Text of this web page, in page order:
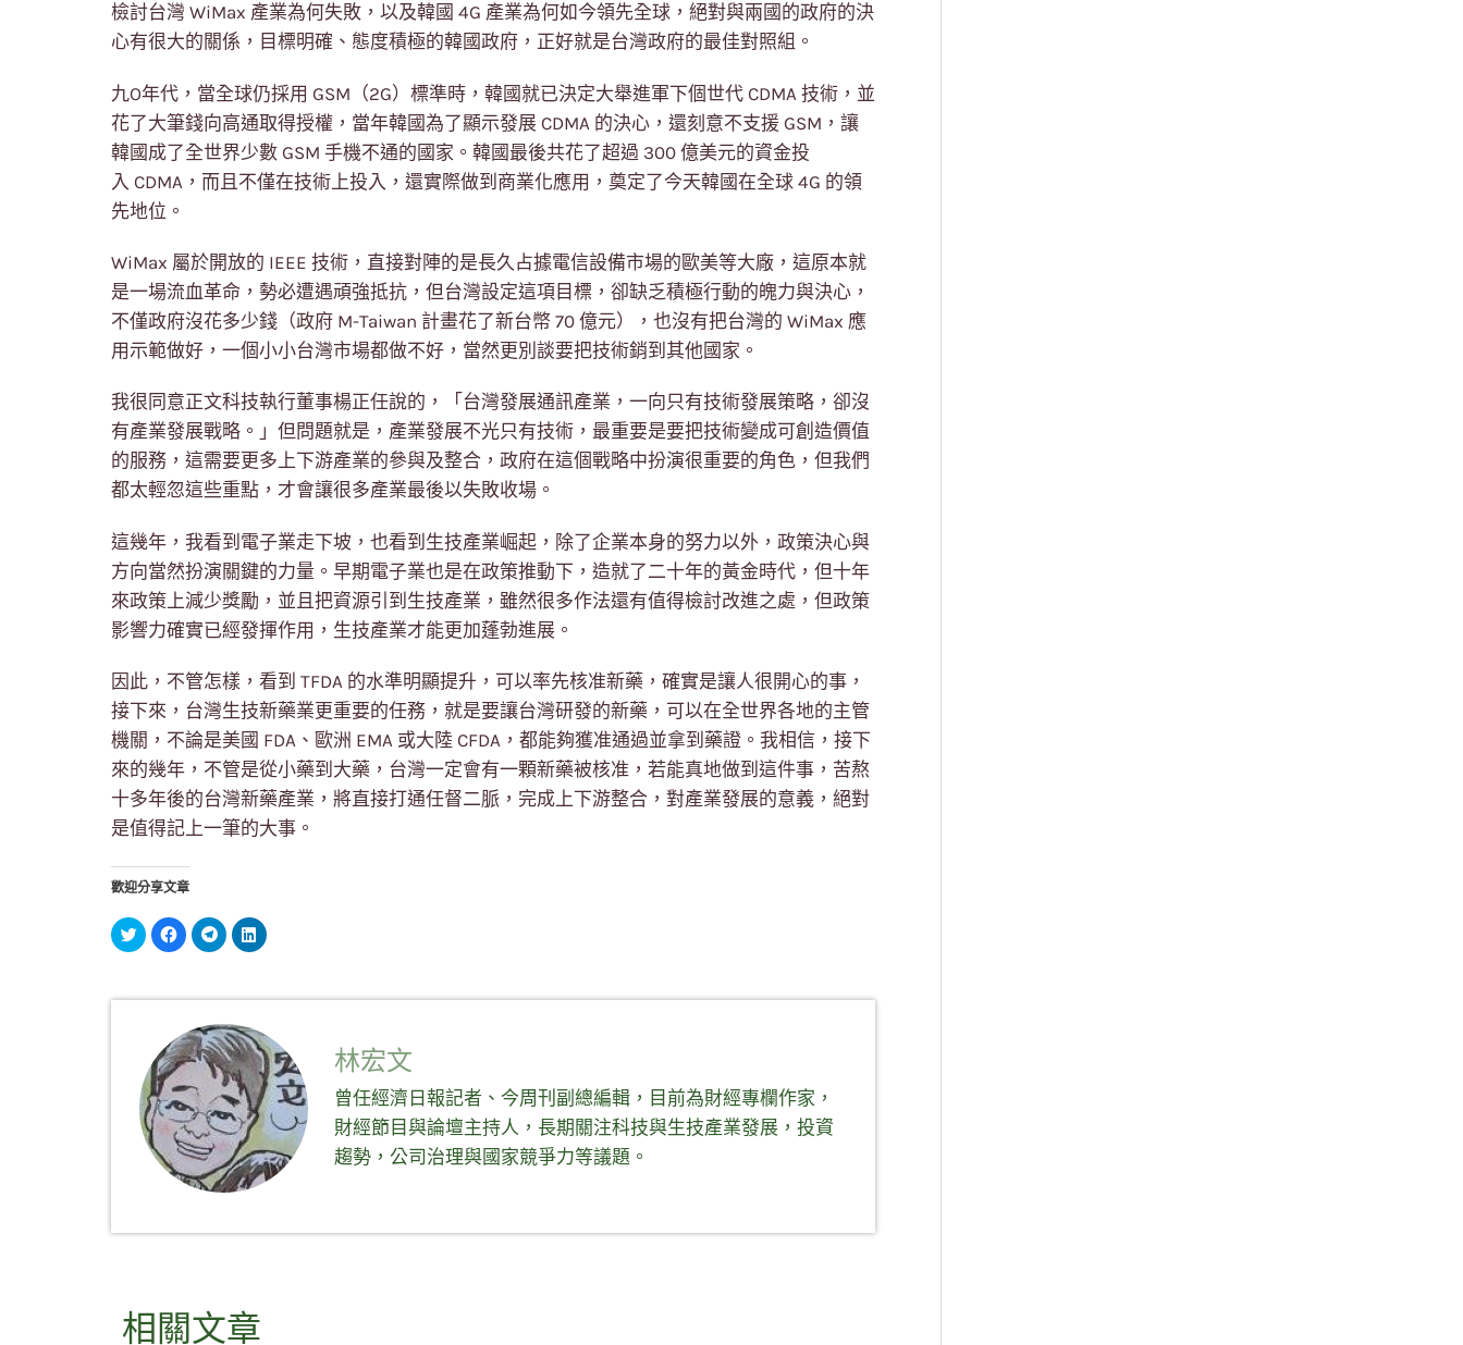
檢討台灣 WiMax 產業為何失敗，以及韓國 4G 產業為何如今領先全球，絕對與兩國的政府的決
心有很大的關係，目標明確、態度積極的韓國政府，正好就是台灣政府的最佳對照組。
九O年代，當全球仍採用 GSM（2G）標準時，韓國就已決定大舉進軍下個世代 CDMA 技術，並
花了大筆錢向高通取得授權，當年韓國為了顯示發展 CDMA 的決心，還刻意不支援 GSM，讓
韓國成了全世界少數 GSM 手機不通的國家。韓國最後共花了超過 300 億美元的資金投
入 CDMA，而且不僅在技術上投入，還實際做到商業化應用，奠定了今天韓國在全球 4G 的領
先地位。
WiMax 屬於開放的 IEEE 技術，直接對陣的是長久占據電信設備市場的歐美等大廠，這原本就
是一場流血革命，勢必遭遇頑強抵抗，但台灣設定這項目標，卻缺乏積極行動的魄力與決心，
不僅政府沒花多少錢（政府 M-Taiwan 計畫花了新台幣 70 億元），也沒有把台灣的 WiMax 應
用示範做好，一個小小台灣市場都做不好，當然更別談要把技術銷到其他國家。
我很同意正文科技執行董事楊正任說的，「台灣發展通訊產業，一向只有技術發展策略，卻沒
有產業發展戰略。」但問題就是，產業發展不光只有技術，最重要是要把技術變成可創造價值
的服務，這需要更多上下游產業的參與及整合，政府在這個戰略中扮演很重要的角色，但我們
都太輕忽這些重點，才會讓很多產業最後以失敗收場。
這幾年，我看到電子業走下坡，也看到生技產業崛起，除了企業本身的努力以外，政策決心與
方向當然扮演關鍵的力量。早期電子業也是在政策推動下，造就了二十年的黃金時代，但十年
來政策上減少獎勵，並且把資源引到生技產業，雖然很多作法還有值得檢討改進之處，但政策
影響力確實已經發揮作用，生技產業才能更加蓬勃進展。
因此，不管怎樣，看到 TFDA 的水準明顯提升，可以率先核准新藥，確實是讓人很開心的事，
接下來，台灣生技新藥業更重要的任務，就是要讓台灣研發的新藥，可以在全世界各地的主管
機關，不論是美國 FDA、歐洲 EMA 或大陸 CFDA，都能夠獲准通過並拿到藥證。我相信，接下
來的幾年，不管是從小藥到大藥，台灣一定會有一顆新藥被核准，若能真地做到這件事，苦熬
十多年後的台灣新藥產業，將直接打通任督二脈，完成上下游整合，對產業發展的意義，絕對
是值得記上一筆的大事。
歡迎分享文章
分
享
視
按
一
享
Facebook(在
新
視
窗
中
開
啟)
按
一
享
Telegram(在
新
視
窗
中
開
啟)
分
享
視
開
啟) 林宏文
曾任經濟日報記者、今周刊副總編輯，目前為財經專欄作家，
財經節目與論壇主持人，長期關注科技與生技產業發展，投資
趨勢，公司治理與國家競爭力等議題。
相關文章